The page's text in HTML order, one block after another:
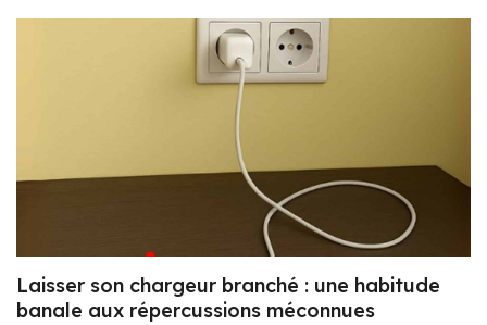
Laisser son chargeur branché : une habitude
banale aux répercussions méconnues